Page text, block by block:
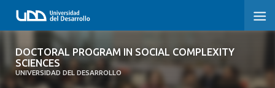
DOCTORAL PROGRAM IN SOCIAL COMPLEXITY
SCIENCES
UNIVERSIDAD DEL DESARROLLO
DOCTORAL PROGRAM IN SOCIAL
COMPLEXITY SCIENCES